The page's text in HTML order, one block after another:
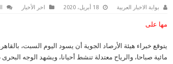
بوابة الاخبار العربية 18 أبريل، 2020 اخر الأخبار
مها على
يتوقع خبراء هيئة الأرصاد الجوية أن يسود اليوم السبت،
مائية صباحا، والرياح معتدلة تنشط أحيانا، ويشهد الوجه